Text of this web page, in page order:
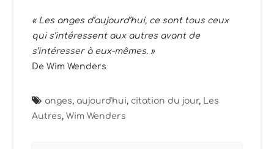
« Les anges d’aujourd’hui, ce sont tous ceux
qui s’intéressent aux autres avant de
s’intéresser à eux-mêmes. »
De Wim Wenders
anges, aujourd'hui, citation du jour, Les
Autres,Wim Wenders